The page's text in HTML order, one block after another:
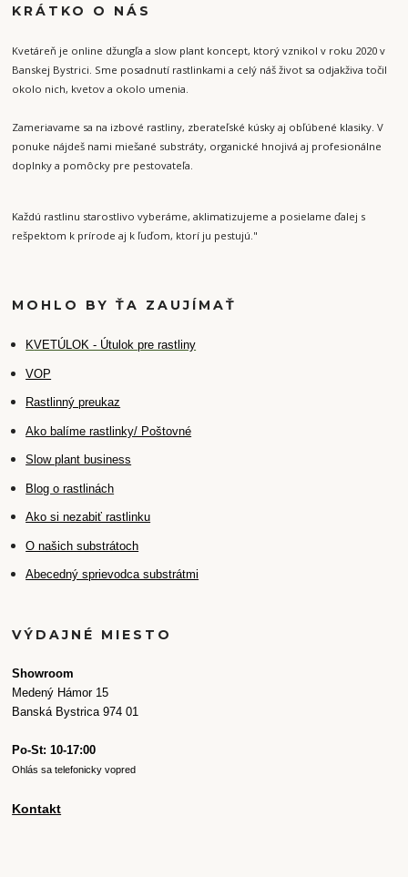
KRÁTKO O NÁS
Kvetáreň je online džungľa a slow plant koncept, ktorý vznikol v roku 2020 v
Banskej Bystrici. Sme posadnutí rastlinkami a celý náš život sa odjakživa točil
okolo nich, kvetov a okolo umenia.
Zameriavame sa na izbové rastliny, zberateľské kúsky aj obľúbené klasiky. V
ponuke nájdeš nami miešané substráty, organické hnojivá aj profesionálne
doplnky a pomôcky pre pestovateľa.
Každú rastlinu starostlivo vyberáme, aklimatizujeme a posielame ďalej s
rešpektom k prírode aj k ľuďom, ktorí ju pestujú."
MOHLO BY ŤA ZAUJÍMAŤ
KVETÚLOK - Útulok pre rastliny
VOP
Rastlinný preukaz
Ako balíme rastlinky/ Poštovné
Slow plant business
Blog o rastlinách
Ako si nezabiť rastlinku
O našich substrátoch
Abecedný sprievodca substrátmi
VÝDAJNÉ MIESTO
Showroom
Medený Hámor 15
Banská Bystrica 974 01
Po-St: 10-17:00
Ohlás sa telefonicky vopred
Kontakt